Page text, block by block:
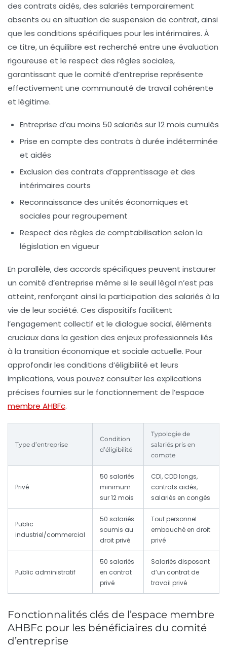
des contrats aidés, des salariés temporairement
absents ou en situation de suspension de contrat, ainsi
que les conditions spécifiques pour les intérimaires. À
ce titre, un équilibre est recherché entre une évaluation
rigoureuse et le respect des règles sociales,
garantissant que le comité d’entreprise représente
effectivement une communauté de travail cohérente
et légitime.
Entreprise d’au moins 50 salariés sur 12 mois cumulés
Prise en compte des contrats à durée indéterminée
et aidés
Exclusion des contrats d’apprentissage et des
intérimaires courts
Reconnaissance des unités économiques et
sociales pour regroupement
Respect des règles de comptabilisation selon la
législation en vigueur
En parallèle, des accords spécifiques peuvent instaurer
un comité d’entreprise même si le seuil légal n’est pas
atteint, renforçant ainsi la participation des salariés à la
vie de leur société. Ces dispositifs facilitent
l’engagement collectif et le dialogue social, éléments
cruciaux dans la gestion des enjeux professionnels liés
à la transition économique et sociale actuelle. Pour
approfondir les conditions d’éligibilité et leurs
implications, vous pouvez consulter les explications
précises fournies sur le fonctionnement de l’espace
membre AHBFc.
Type d’entreprise
Condition
d’éligibilité
Typologie de
salariés pris en
compte
Privé
50 salariés
minimum
sur 12 mois
CDI, CDD longs,
contrats aidés,
salariés en congés
Public
industriel/commercial
50 salariés
soumis au
droit privé
Tout personnel
embauché en droit
privé
Public administratif
50 salariés
en contrat
privé
Salariés disposant
d’un contrat de
travail privé
Fonctionnalités clés de l’espace membre
AHBFc pour les bénéficiaires du comité
d’entreprise